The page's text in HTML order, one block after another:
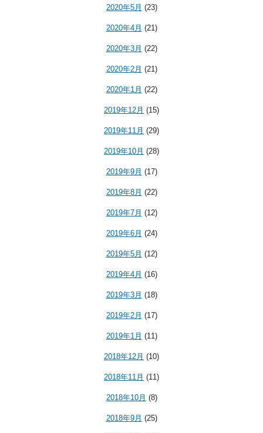
2020年5月 (23)
2020年4月 (21)
2020年3月 (22)
2020年2月 (21)
2020年1月 (22)
2019年12月 (15)
2019年11月 (29)
2019年10月 (28)
2019年9月 (17)
2019年8月 (22)
2019年7月 (12)
2019年6月 (24)
2019年5月 (12)
2019年4月 (16)
2019年3月 (18)
2019年2月 (17)
2019年1月 (11)
2018年12月 (10)
2018年11月 (11)
2018年10月 (8)
2018年9月 (25)